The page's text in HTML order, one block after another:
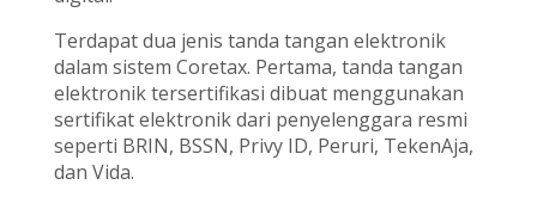
Terdapat dua jenis tanda tangan elektronik
dalam sistem Coretax. Pertama, tanda tangan
elektronik tersertifikasi dibuat menggunakan
sertifikat elektronik dari penyelenggara resmi
seperti BRIN, BSSN, Privy ID, Peruri, TekenAja,
dan Vida.